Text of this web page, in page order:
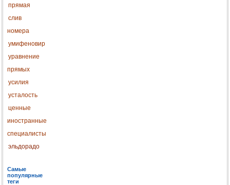
прямая
слив
номера
умифеновир
уравнение
прямых
усилия
усталость
ценные
иностранные
специалисты
эльдорадо
Самые
популярные
теги